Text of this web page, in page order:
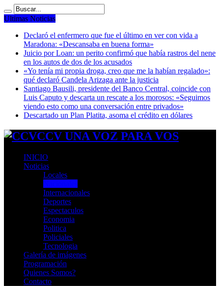
Ultimas Noticias
Declaró el enfermero que fue el último en ver con vida a
Maradona: «Descansaba en buena forma»
Juicio por Loan: un perito confirmó que había rastros del nene
en los autos de dos de los acusados
«Yo tenía mi propia droga, creo que me la habían regalado»:
qué declaró Candela Arizaga ante la justicia
Santiago Bausili, presidente del Banco Central, coincide con
Luis Caputo y descarta un rescate a los morosos: «Seguimos
viendo esto como una conversación entre privados»
Descartado un Plan Platita, asoma el crédito en dólares
CCV UNA VOZ PARA VOS
INICIO
Noticias
Locales
Internacionales
Deportes
Espectaculos
Economia
Politica
Policiales
Tecnologia
Galería de imágenes
Programación
Quienes Somos?
Contacto